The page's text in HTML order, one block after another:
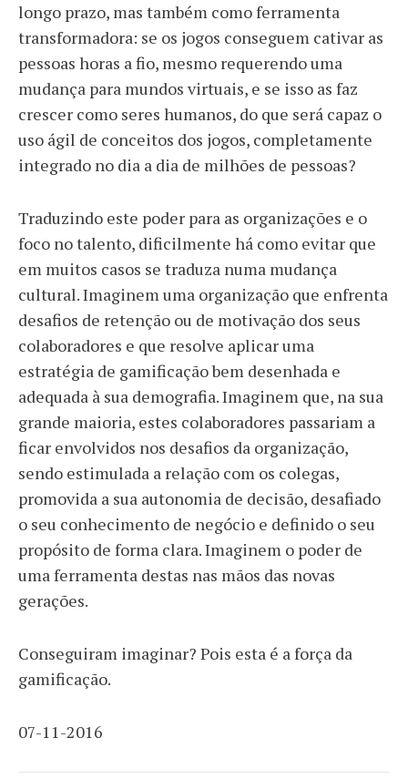
longo prazo, mas também como ferramenta
transformadora: se os jogos conseguem cativar as
pessoas horas a fio, mesmo requerendo uma
mudança para mundos virtuais, e se isso as faz
crescer como seres humanos, do que será capaz o
uso ágil de conceitos dos jogos, completamente
integrado no dia a dia de milhões de pessoas?
Traduzindo este poder para as organizações e o
foco no talento, dificilmente há como evitar que
em muitos casos se traduza numa mudança
cultural. Imaginem uma organização que enfrenta
desafios de retenção ou de motivação dos seus
colaboradores e que resolve aplicar uma
estratégia de gamificação bem desenhada e
adequada à sua demografia. Imaginem que, na sua
grande maioria, estes colaboradores passariam a
ficar envolvidos nos desafios da organização,
sendo estimulada a relação com os colegas,
promovida a sua autonomia de decisão, desafiado
o seu conhecimento de negócio e definido o seu
propósito de forma clara. Imaginem o poder de
uma ferramenta destas nas mãos das novas
gerações.
Conseguiram imaginar? Pois esta é a força da
gamificação.
07-11-2016